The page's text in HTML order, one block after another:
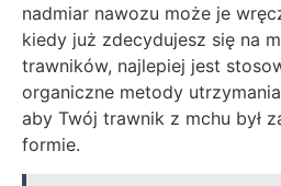
nadmiar nawozu może je
kiedy już zdecydujesz się na
trawników, najlepiej jest
organiczne metody
aby Twój trawnik z mchu był
formie.